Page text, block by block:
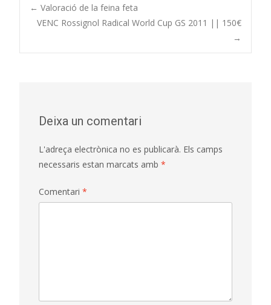
Post
navigation
← Valoració de la feina feta
VENC Rossignol Radical World Cup GS 2011 || 150€
→
Deixa un comentari
L'adreça electrònica no es publicarà. Els camps
necessaris estan marcats amb *
Comentari *